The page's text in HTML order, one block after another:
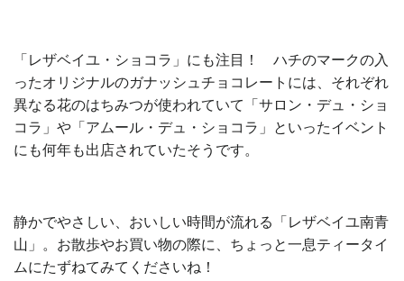
「レザベイユ・ショコラ」にも注目！ ハチのマークの入
ったオリジナルのガナッシュチョコレートには、それぞれ
異なる花のはちみつが使われていて「サロン・デュ・ショ
コラ」や「アムール・デュ・ショコラ」といったイベント
にも何年も出店されていたそうです。
静かでやさしい、おいしい時間が流れる「レザベイユ南青
山」。お散歩やお買い物の際に、ちょっと一息ティータイ
ムにたずねてみてくださいね！